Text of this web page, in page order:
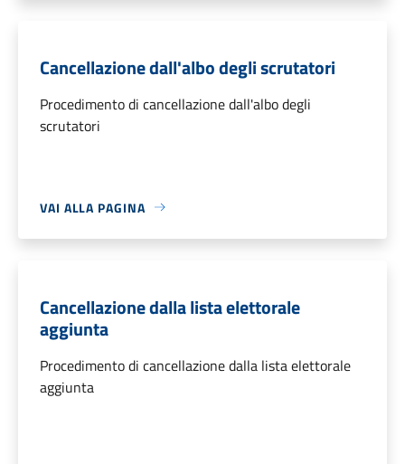
Cancellazione dall'albo degli scrutatori
Procedimento di cancellazione dall'albo degli
scrutatori
VAI ALLA PAGINA
Cancellazione dalla lista elettorale
aggiunta
Procedimento di cancellazione dalla lista elettorale
aggiunta